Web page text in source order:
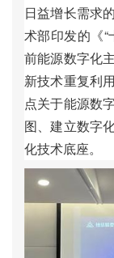
日益增长需求
术部印发的 《“
前能源数字化
新技术重复利用
点关于能源数
图、建立数字
化技术底座。